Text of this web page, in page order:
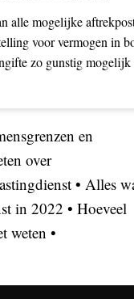
alle mogelijke
voor vermogen in
zo gunstig mogelijk
en
over
• Alles
in 2022 • Hoeveel
weten •